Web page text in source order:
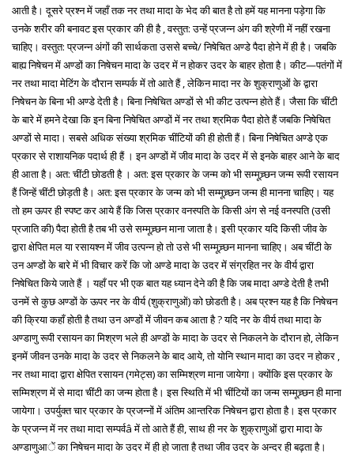
आती है। दूसरे प्रश्न में जहाँ तक नर तथा मादा के भेद की बात है तो हमें यह मानना पड़ेगा कि
उनके शरीर की बनावट इस प्रकार की ही है , वस्तुत: उन्हें प्रजन्न अंग की श्रेणी में नहीं रखना
चाहिए। वस्तुत: प्रजन्न अंगों की सार्थकता उससे बच्चे/ निषेचित अण्डे पैदा होने में ही है। जबकि
बाह्य निषेचन में अण्डों का निषेचन मादा के उदर में न होकर उदर के बाहर होता है। कीट—पतंगों में
नर तथा मादा मेटिंग के दौरान सम्पर्क में तो आते हैं , लेकिन मादा नर के शुक्राणुओं के द्वारा
निषेचन के बिना भी अण्डे देती है। बिना निषेचित अण्डों से भी कीट उत्पन्न होते हैं। जैसा कि चींटी
के बारे में हमने देखा कि इन बिना निषेचित अण्डों में नर तथा श्रमिक पैदा होते हैं जबकि निषेचित
अण्डों से मादा। सबसे अधिक संख्या श्रमिक चींटियों की ही होती हैं। बिना निषेचित अण्डे एक
प्रकार से राशायनिक पदार्थ ही हैं । इन अण्डों में जीव मादा के उदर में से इनके बाहर आने के बाद
ही आता है। अत: चींटी छोडती है । अत: इस प्रकार के जन्म को भी सम्मूच्र्छन जन्म रूपी रसायन
हैं जिन्हें चींटी छोड़ती है। अत: इस प्रकार के जन्म को भी सम्मूच्र्छन जन्म ही मानना चाहिए। यह
तो हम ऊपर ही स्पष्ट कर आये हैं कि जिस प्रकार वनस्पति के किसी अंग से नई वनस्पति (उसी
प्रजाति की) पैदा होती है तब भी उसे सम्मूच्र्छन माना जाता है। इसी प्रकार यदि किसी जीव के
द्वारा क्षेपित मल या रसायश्न में जीव उत्पन्न हो तो उसे भी सम्मूच्र्छन मानना चाहिए। अब चींटी के
उन अण्डों के बारे में भी विचार करें कि जो अण्डे मादा के उदर में संग्रहित नर के वीर्य द्वारा
निषेचित किये जाते हैं । यहाँ पर भी एक बात यह ध्यान देने की है कि जब मादा अण्डे देती है तभी
उनमें से कुछ अण्डों के ऊपर नर के वीर्य (शुक्राणुओं) को छोडती है। अब प्रश्न यह है कि निषेचन
की क्रिया कहाँ होती है तथा उन अण्डों में जीवन कब आता है ? यदि नर के वीर्य तथा मादा के
अण्डाणु रूपी रसायन का मिश्रण भले ही अण्डों के मादा के उदर से निकलने के दौरान हो, लेकिन
इनमें जीवन उनके मादा के उदर से निकलने के बाद आये, तो योनि स्थान मादा का उदर न होकर ,
नर तथा मादा द्वारा क्षेपित रसायन (गमेट्स) का सम्मिश्रण माना जायेगा। क्योंकि इस प्रकार के
सम्मिश्रण में से मादा चींटी का जन्म होता है। इस स्थिति में भी चींटियों का जन्म सम्मूच्र्छन ही माना
जायेगा। उपर्युक्त चार प्रकार के प्रजन्नों में अंतिम आन्तरिक निषेचन द्वारा होता है। इस प्रकार
के प्रजन्न में नर तथा मादा सम्पर्वâ में तो आते हैं ही, साथ ही नर के शुक्राणुओं द्वारा मादा के
अण्डाणुआें का निषेचन मादा के उदर में ही हो जाता है तथा जीव उदर के अन्दर ही बढ़ता है।